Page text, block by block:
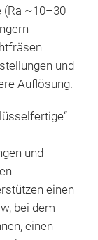
(Ra ~10–30
und
Auflösung.
und
einen
bei dem
einen